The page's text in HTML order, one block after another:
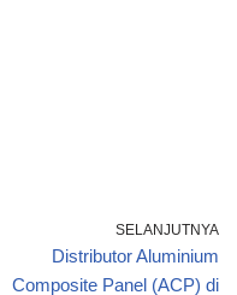
SELANJUTNYA
Distributor Aluminium
Composite Panel (ACP) di